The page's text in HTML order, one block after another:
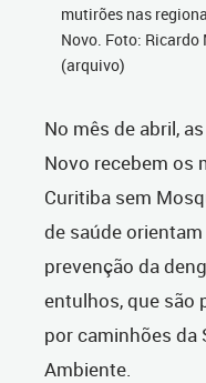
mutirões nas
Novo. Foto: Ricardo
(arquivo)
No mês de abril,
Novo recebem os
Curitiba sem
de saúde
prevenção da
entulhos, que são
por caminhões da
Ambiente.